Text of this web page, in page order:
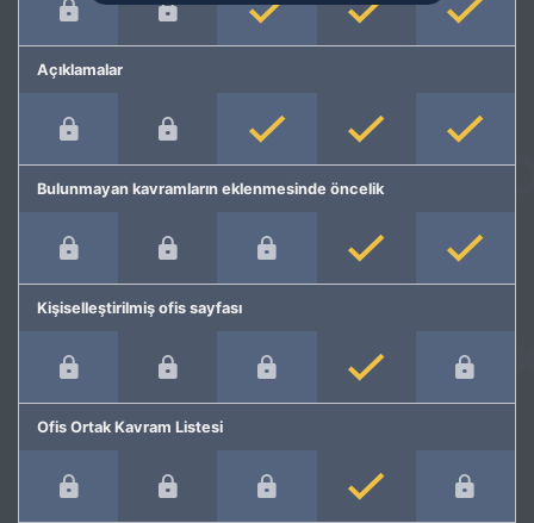
Açıklamalar
Bulunmayan kavramların eklenmesinde öncelik
Kişiselleştirilmiş ofis sayfası
Ofis Ortak Kavram Listesi